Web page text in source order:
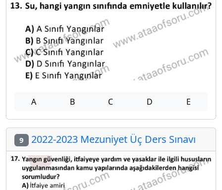
A B C D E
9 2022-2023 Mezuniyet Üç Ders Sınavı